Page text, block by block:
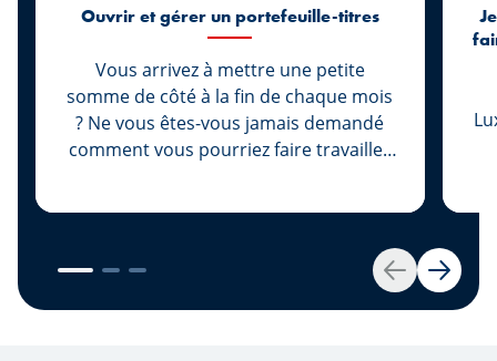
Retour
Ouvrir et gérer un portefeuille-titres
Vous arrivez à mettre une petite
somme de côté à la fin de chaque mois
? Ne vous êtes-vous jamais demandé
comment vous pourriez faire travailler
Nous avons la solution pour vous :
investissez votre argent. Et pour ce
faire, commencez par ouvrir votre